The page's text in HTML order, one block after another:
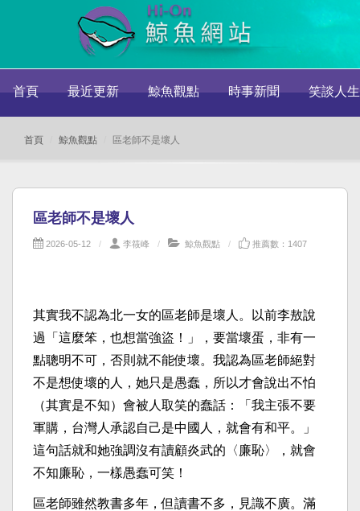
首頁 最近更新 鯨魚觀點 時事新聞 笑談人生
首頁 鯨魚觀點 區老師不是壞人
區老師不是壞人
2026-05-12 李筱峰 鯨魚觀點 推薦數：1407
其實我不認為北一女的區老師是壞人。以前李敖說
過「這麼笨，也想當強盜！」，要當壞蛋，非有一
點聰明不可，否則就不能使壞。我認為區老師絕對
不是想使壞的人，她只是愚蠢，所以才會說出不怕
（其實是不知）會被人取笑的蠢話：「我主張不要
軍購，台灣人承認自己是中國人，就會有和平。」
這句話就和她強調沒有讀顧炎武的〈廉恥〉，就會
不知廉恥，一樣愚蠢可笑！
區老師雖然教書多年，但讀書不多，見識不廣。滿